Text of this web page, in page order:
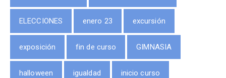
ELECCIONES enero 23 excursión
exposición fin de curso GIMNASIA
halloween igualdad inicio curso